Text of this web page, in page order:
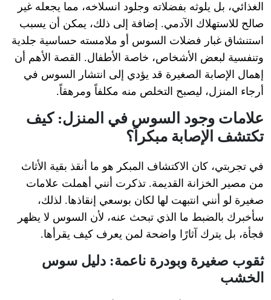
الغذائي، بل يلوثه بفضلاته وجلود انسلاخه، مما يجعله غير
صالح للاستهلاك الآدمي. إضافة إلى ذلك، يمكن أن يسبب
استنشاق غبار فضلات السوس أو ملامسته حساسية جلدية
وتنفسية لبعض الأشخاص، خاصة الأطفال. القصة الأهم أن
إهمال الإصابة الصغيرة قد يؤدي إلى انتشار السوس في
أرجاء المنزل، ليصبح التخلص منه مكلفاً ومرهقاً.
علامات وجود السوس في المنزل: كيف
تكتشف الإصابة مبكراً؟
في تجربتي، كان الاكتشاف المبكر هو ما أنقذ بقية الأثاث
من مصير الخزانة القديمة. تذكرت أنني أهملت علامات
صغيرة لو أنني انتبهت لها لكان بوسعي إنقاذها. لذلك،
سأخبرك بالضبط ما الذي تبحث عنه، لأن السوس لا يظهر
فجأة، بل يترك آثارًا واضحة لمن يعرف كيف يقرأها.
ثقوب صغيرة وبودرة ناعمة: دليل سوس
الخشب